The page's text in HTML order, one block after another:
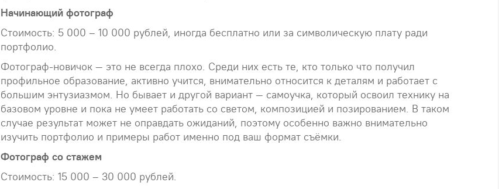
Начинающий фотограф
Стоимость: 5 000 – 10 000 рублей, иногда бесплатно или за символическую плату ради
портфолио.
Фотограф-новичок — это не всегда плохо. Среди них есть те, кто только что получил
профильное образование, активно учится, внимательно относится к деталям и работает с
большим энтузиазмом. Но бывает и другой вариант — самоучка, который освоил технику на
базовом уровне и пока не умеет работать со светом, композицией и позированием. В таком
случае результат может не оправдать ожиданий, поэтому особенно важно внимательно
изучить портфолио и примеры работ именно под ваш формат съёмки.
Фотограф со стажем
Стоимость: 15 000 – 30 000 рублей.